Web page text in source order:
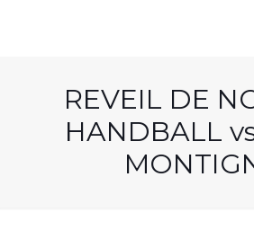
REVEIL DE
HANDBALL